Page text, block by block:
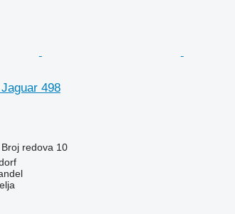
498
Broj redova 10